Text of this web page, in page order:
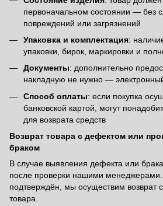
первоначальном состоянии — без
повреждений или загрязнений
Упаковка и комплектация:
упаковки, бирок, маркировки и
Документы: дополнительно
накладную не нужно —
Способ оплаты: если покупка
банковской картой, могут
для возврата средств
Возврат товара с дефектом или
браком
В случае выявления дефекта или
после проверки нашими
подтверждён, мы осуществим возврат
товара.